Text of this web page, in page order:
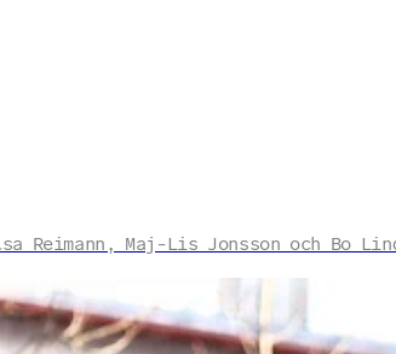
Reimann, Maj-Lis Jonsson och Bo